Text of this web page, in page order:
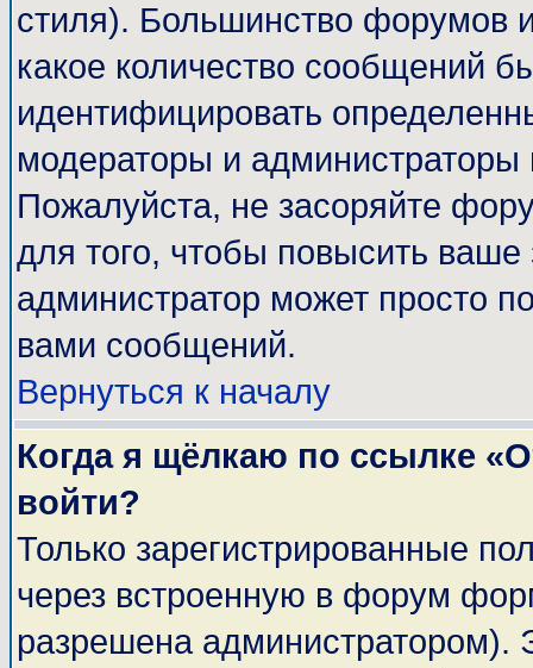
стиля). Большинство форумов
какое количество сообщений
идентифицировать
модераторы и администраторы
Пожалуйста, не засоряйте
для того, чтобы повысить
администратор может просто
вами сообщений.
Вернуться к началу
Когда я щёлкаю по ссылке
войти?
Только зарегистрированные
через встроенную в форум
разрешена администратором).